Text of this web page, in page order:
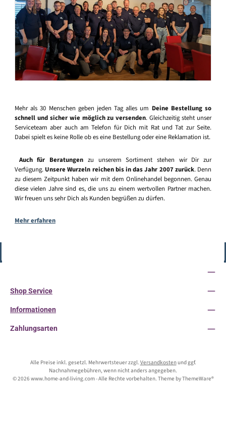
Mehr als 30 Menschen geben jeden Tag alles um Deine Bestellung so
schnell und sicher wie möglich zu versenden. Gleichzeitig steht unser
Serviceteam aber auch am Telefon für Dich mit Rat und Tat zur Seite.
Dabei spielt es keine Rolle ob es eine Bestellung oder eine Reklamation ist.
Auch für Beratungen zu unserem Sortiment stehen wir Dir zur
Verfügung. Unsere Wurzeln reichen bis in das Jahr 2007 zurück. Denn
zu diesem Zeitpunkt haben wir mit dem Onlinehandel begonnen. Genau
diese vielen Jahre sind es, die uns zu einem wertvollen Partner machen.
Wir freuen uns sehr Dich als Kunden begrüßen zu dürfen.
Mehr erfahren
Shop Service
Informationen
Zahlungsarten
Alle Preise inkl. gesetzl. Mehrwertsteuer zzgl. Versandkostenund ggf.
Nachnahmegebühren, wenn nicht anders angegeben.
© 2026 www.home-and-living.com - Alle Rechte vorbehalten. Theme byThemeWare®